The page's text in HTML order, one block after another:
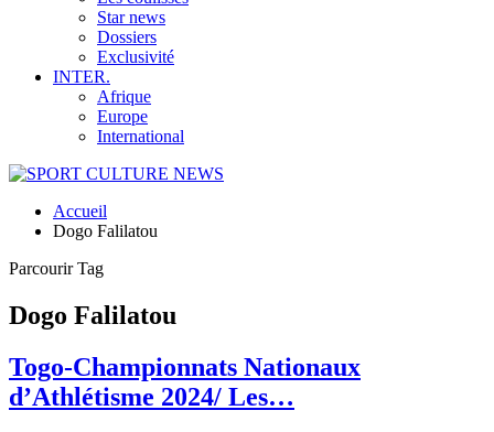
Star news
Dossiers
Exclusivité
INTER.
Afrique
Europe
International
Accueil
Dogo Falilatou
Parcourir Tag
Dogo Falilatou
Togo-Championnats Nationaux
d’Athlétisme 2024/ Les…